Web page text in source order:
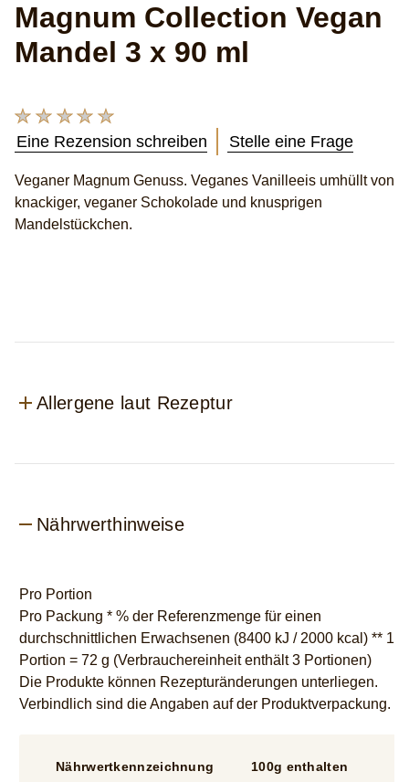
Magnum Collection Vegan
Mandel 3 x 90 ml
Keine
für
product
abgegeben
Eine Rezension schreiben Stelle eine Frage
Veganer Magnum Genuss. Veganes Vanilleeis umhüllt von
knackiger, veganer Schokolade und knusprigen
Mandelstückchen.
Allergene laut Rezeptur
Nährwerthinweise
Pro Portion
Pro Packung * % der Referenzmenge für einen
durchschnittlichen Erwachsenen (8400 kJ / 2000 kcal) ** 1
Portion = 72 g (Verbrauchereinheit enthält 3 Portionen)
Die Produkte können Rezepturänderungen unterliegen.
Verbindlich sind die Angaben auf der Produktverpackung.
Nährwertkennzeichnung 100g enthalten